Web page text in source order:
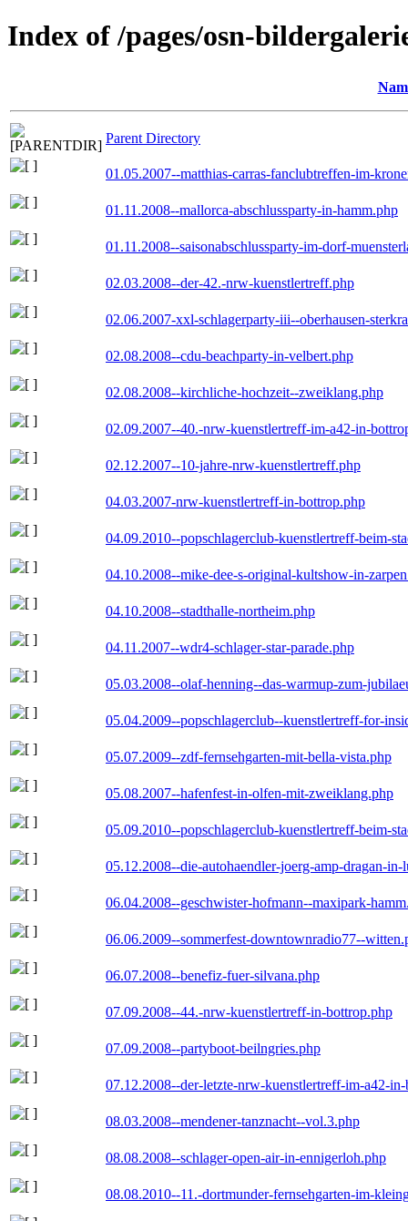
Index of /pages/osn-
Parent Directory
01.05.2007--matthias-carras-fanclubtreffen-im-
01.11.2008--mallorca-abschlussparty-in-hamm.php
01.11.2008--saisonabschlussparty-im-dorf-
02.03.2008--der-42.-nrw-kuenstlertreff.php
02.06.2007-xxl-schlagerparty-iii--oberhausen-
02.08.2008--cdu-beachparty-in-velbert.php
02.08.2008--kirchliche-hochzeit--zweiklang.php
02.09.2007--40.-nrw-kuenstlertreff-im-a42-in-
02.12.2007--10-jahre-nrw-kuenstlertreff.php
04.03.2007-nrw-kuenstlertreff-in-bottrop.php
04.09.2010--popschlagerclub-kuenstlertreff-beim-
04.10.2008--mike-dee-s-original-kultshow-in-
04.10.2008--stadthalle-northeim.php
04.11.2007--wdr4-schlager-star-parade.php
05.03.2008--olaf-henning--das-warmup-zum-
05.04.2009--popschlagerclub--kuenstlertreff-for-
05.07.2009--zdf-fernsehgarten-mit-bella-vista.php
05.08.2007--hafenfest-in-olfen-mit-zweiklang.php
05.09.2010--popschlagerclub-kuenstlertreff-beim-
05.12.2008--die-autohaendler-joerg-amp-dragan-in-
06.04.2008--geschwister-hofmann--maxipark-
06.06.2009--sommerfest-downtownradio77--
06.07.2008--benefiz-fuer-silvana.php
07.09.2008--44.-nrw-kuenstlertreff-in-bottrop.php
07.09.2008--partyboot-beilngries.php
07.12.2008--der-letzte-nrw-kuenstlertreff-im-a42-
08.03.2008--mendener-tanznacht--vol.3.php
08.08.2008--schlager-open-air-in-ennigerloh.php
08.08.2010--11.-dortmunder-fernsehgarten-im-